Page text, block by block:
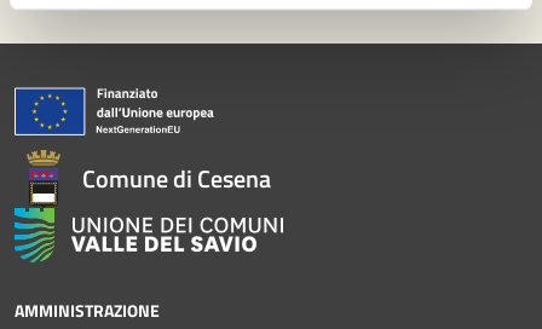
Comune di Cesena
AMMINISTRAZIONE